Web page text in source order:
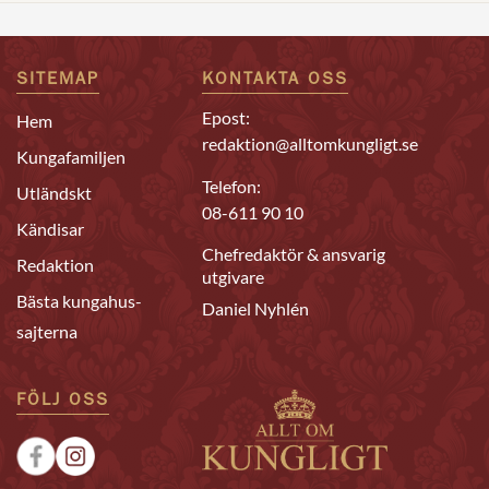
SITEMAP
Hem
Kungafamiljen
Utländskt
Kändisar
Redaktion
Bästa kungahus-
sajterna
KONTAKTA OSS
Epost:
redaktion@alltomkungligt.se
Telefon:
08-611 90 10
Chefredaktör & ansvarig
utgivare
Daniel Nyhlén
FÖLJ OSS